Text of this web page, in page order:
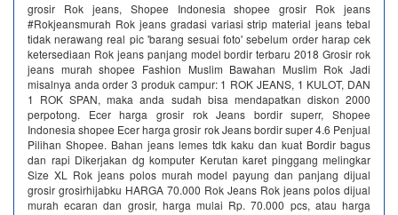
grosir Rok jeans, Shopee Indonesia shopee grosir Rok jeans
#Rokjeansmurah Rok jeans gradasi variasi strip material jeans tebal
tidak nerawang real pic 'barang sesuai foto' sebelum order harap cek
ketersediaan Rok jeans panjang model bordir terbaru 2018 Grosir rok
jeans murah shopee Fashion Muslim Bawahan Muslim Rok Jadi
misalnya anda order 3 produk campur: 1 ROK JEANS, 1 KULOT, DAN
1 ROK SPAN, maka anda sudah bisa mendapatkan diskon 2000
perpotong. Ecer harga grosir rok Jeans bordir superr, Shopee
Indonesia shopee Ecer harga grosir rok Jeans bordir super 4.6 Penjual
Pilihan Shopee. Bahan jeans lemes tdk kaku dan kuat Bordir bagus
dan rapi Dikerjakan dg komputer Kerutan karet pinggang melingkar
Size XL Rok jeans polos murah model payung dan panjang dijual
grosir grosirhijabku HARGA 70.000 Rok Jeans Rok jeans polos dijual
murah ecaran dan grosir, harga mulai Rp. 70.000 pcs, atau harga